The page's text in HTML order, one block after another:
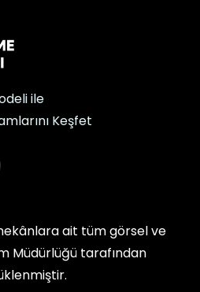
ile
Keşfet
ait tüm görsel ve
Müdürlüğü tarafından